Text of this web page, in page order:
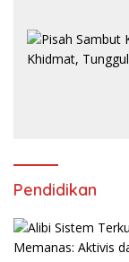
Pendidikan